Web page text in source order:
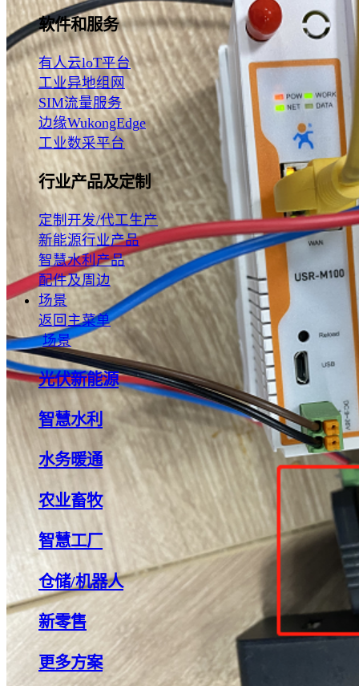
软件和服务
有人云loT平台
工业异地组网
SIM流量服务
边缘WukongEdge
工业数采平台
行业产品及定制
定制开发/代工生产
新能源行业产品
智慧水利产品
配件及周边
场景
返回主菜单
场景
光伏新能源
智慧水利
水务暖通
农业畜牧
智慧工厂
仓储/机器人
新零售
更多方案